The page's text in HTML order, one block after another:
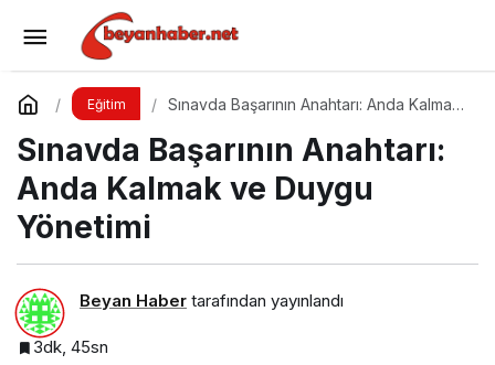
Eğitim
Sınavda Başarının Anahtarı: Anda Kalmak
Sınavda Başarının Anahtarı:
Anda Kalmak ve Duygu
Yönetimi
Beyan Haber tarafından yayınlandı
3dk, 45sn
GenZ Talks: “Change the Game” – Geleceği
Tasarlayanlar Sahne Alıyor!
Yorum Yap